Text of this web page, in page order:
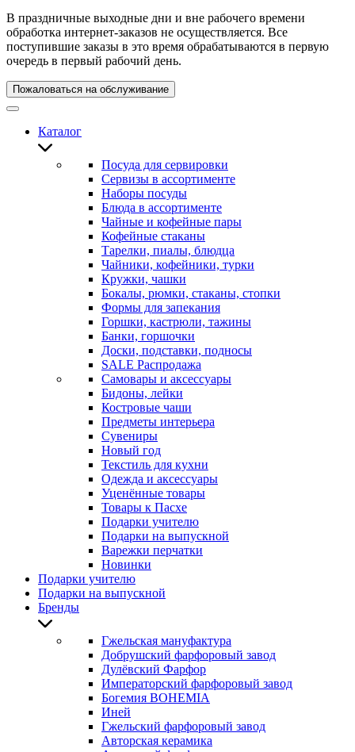
В праздничные выходные дни и вне рабочего времени
обработка интернет-заказов не осуществляется. Все
поступившие заказы в это время обрабатываются в первую
очередь в первый рабочий день.
Пожаловаться на обслуживание
Каталог
Посуда для сервировки
Сервизы в ассортименте
Наборы посуды
Блюда в ассортименте
Чайные и кофейные пары
Кофейные стаканы
Тарелки, пиалы, блюдца
Чайники, кофейники, турки
Кружки, чашки
Бокалы, рюмки, стаканы, стопки
Формы для запекания
Горшки, кастрюли, тажины
Банки, горшочки
Доски, подставки, подносы
SALE Распродажа
Самовары и аксессуары
Бидоны, лейки
Костровые чаши
Предметы интерьера
Сувениры
Новый год
Текстиль для кухни
Одежда и аксессуары
Уценённые товары
Товары к Пасхе
Подарки учителю
Подарки на выпускной
Варежки перчатки
Новинки
Подарки учителю
Подарки на выпускной
Бренды
Гжельская мануфактура
Добрушский фарфоровый завод
Дулёвский Фарфор
Императорский фарфоровый завод
Богемия BOHEMIA
Иней
Гжельский фарфоровый завод
Авторская керамика